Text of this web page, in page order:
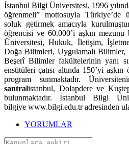
İstanbul Bilgi Üniversitesi, 1996
öğrenmeli” mottosuyla Türkiye’de
soluk getirmek amacıyla
öğrencisi ve 60.000’i aşkın
Üniversitesi, Hukuk, İletişim,
Doğa Bilimleri, Uygulamalı Bilimler,
Beşerî Bilimler fakültelerinin yanı
enstitüleri çatısı altında 150’yi
program sunmaktadır.
santralistanbul, Dolapdere ve
bulunmaktadır. İstanbul Bilgi
bilgiye www.bilgi.edu.tr adresinden
YORUMLAR